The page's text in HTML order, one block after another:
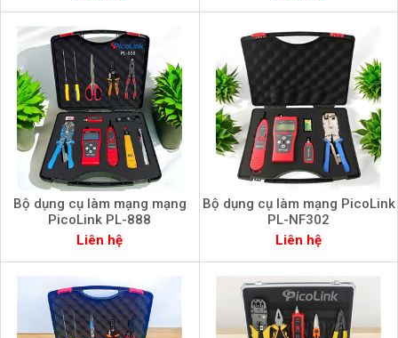
Bộ dụng cụ làm mạng mạng
PicoLink PL-888
Liên hệ
Bộ dụng cụ làm mạng PicoLink
PL-NF302
Liên hệ